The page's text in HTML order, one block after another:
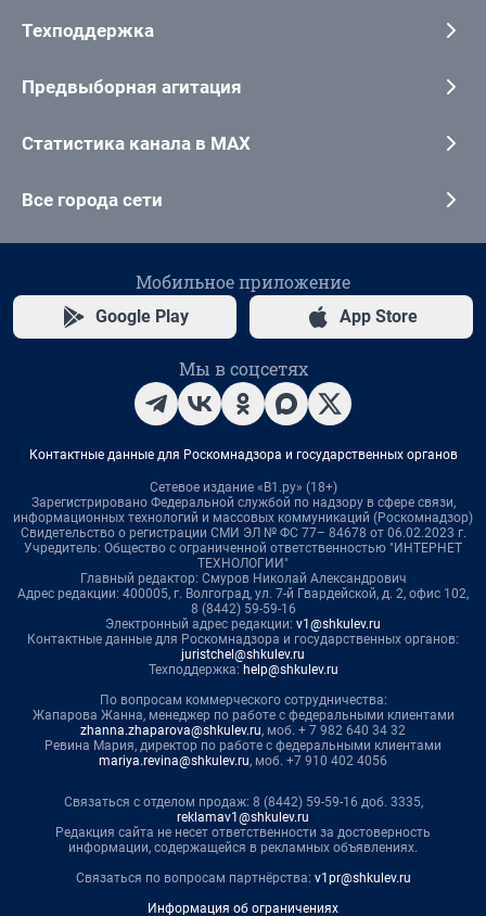
Техподдержка
Предвыборная агитация
Статистика канала в MAX
Все города сети
Мобильное приложение
Google Play App Store
Мы в соцсетях
Контактные данные для Роскомнадзора и государственных органов
Сетевое издание «В1.ру» (18+)
Зарегистрировано Федеральной службой по надзору в сфере связи,
информационных технологий и массовых коммуникаций (Роскомнадзор)
Свидетельство о регистрации СМИ ЭЛ № ФС 77– 84678 от 06.02.2023 г.
Учредитель: Общество с ограниченной ответственностью "ИНТЕРНЕТ
ТЕХНОЛОГИИ"
Главный редактор: Смуров Николай Александрович
Адрес редакции: 400005, г. Волгоград, ул. 7-й Гвардейской, д. 2, офис 102,
8 (8442) 59-59-16
Электронный адрес редакции: v1@shkulev.ru
Контактные данные для Роскомнадзора и государственных органов:
juristchel@shkulev.ru
Техподдержка: help@shkulev.ru
По вопросам коммерческого сотрудничества:
Жапарова Жанна, менеджер по работе с федеральными клиентами
zhanna.zhaparova@shkulev.ru, моб. + 7 982 640 34 32
Ревина Мария, директор по работе с федеральными клиентами
mariya.revina@shkulev.ru, моб. +7 910 402 4056
Связаться с отделом продаж: 8 (8442) 59-59-16 доб. 3335,
reklamav1@shkulev.ru
Редакция сайта не несет ответственности за достоверность
информации, содержащейся в рекламных объявлениях.
Связаться по вопросам партнёрства: v1pr@shkulev.ru
Информация об ограничениях